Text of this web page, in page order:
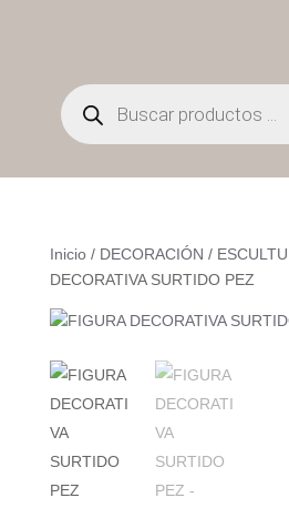
Búsqueda
de
productos
Inicio/ DECORACIÓN /
DECORATIVA SURTIDO PEZ